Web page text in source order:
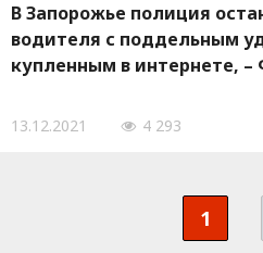
В Запорожье полиция
водителя с поддельным
купленным в интернете,
13.12.2021 4 293
1